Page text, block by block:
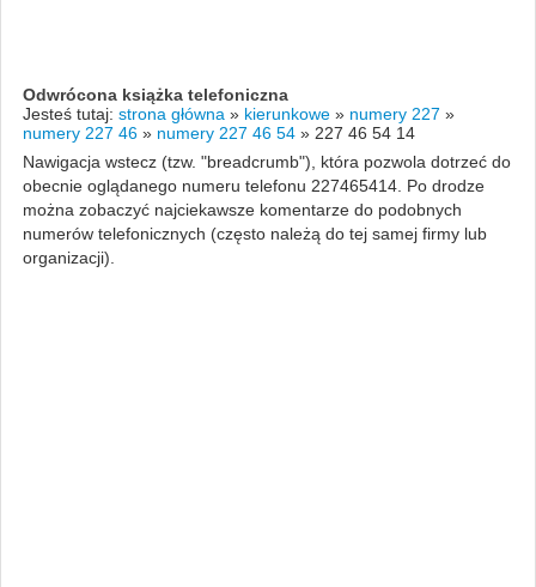
Odwrócona książka telefoniczna
Jesteś tutaj: strona główna » kierunkowe » numery 227 »
numery 227 46 » numery 227 46 54 » 227 46 54 14
Nawigacja wstecz (tzw. "breadcrumb"), która pozwola dotrzeć do
obecnie oglądanego numeru telefonu 227465414. Po drodze
można zobaczyć najciekawsze komentarze do podobnych
numerów telefonicznych (często należą do tej samej firmy lub
organizacji).